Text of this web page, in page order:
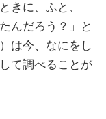
きに、ふと、
んだろう？」と
は今、なにをし
て調べることが